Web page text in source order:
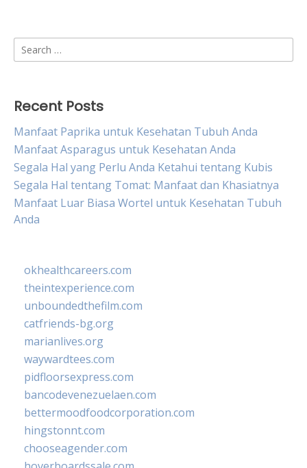
Search
for:
Recent Posts
Manfaat Paprika untuk Kesehatan Tubuh Anda
Manfaat Asparagus untuk Kesehatan Anda
Segala Hal yang Perlu Anda Ketahui tentang Kubis
Segala Hal tentang Tomat: Manfaat dan Khasiatnya
Manfaat Luar Biasa Wortel untuk Kesehatan Tubuh
Anda
okhealthcareers.com
theintexperience.com
unboundedthefilm.com
catfriends-bg.org
marianlives.org
waywardtees.com
pidfloorsexpress.com
bancodevenezuelaen.com
bettermoodfoodcorporation.com
hingstonnt.com
chooseagender.com